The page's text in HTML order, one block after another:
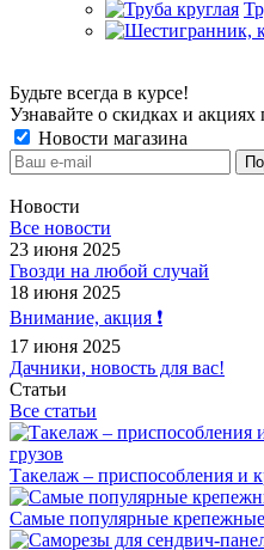
Будьте всегда в курсе!
Узнавайте о скидках и
Новости магазина
Новости
Все новости
23 июня 2025
Гвозди на любой случай
18 июня 2025
Внимание, акция ❗️
17 июня 2025
Дачники, новость для вас!
Статьи
Все статьи
Такелаж – приспособления и
Самые популярные